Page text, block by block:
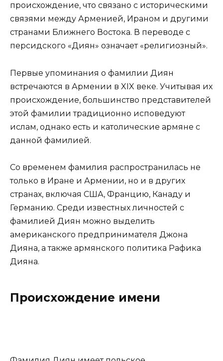
происхождение, что связано с историческими
связями между Арменией, Ираном и другими
странами Ближнего Востока. В переводе с
персидского «Диян» означает «религиозный».
Первые упоминания о фамилии Диян
встречаются в Армении в XIX веке. Учитывая их
происхождение, большинство представителей
этой фамилии традиционно исповедуют
ислам, однако есть и католические армяне с
данной фамилией.
Со временем фамилия распространилась не
только в Иране и Армении, но и в других
странах, включая США, Францию, Канаду и
Германию. Среди известных личностей с
фамилией Диян можно выделить
американского предпринимателя Джона
Дияна, а также армянского политика Рафика
Дияна.
Происхождение имени